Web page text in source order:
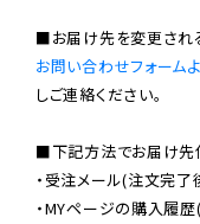
お問い合わせフォーム
しご連絡ください。
■下記方法でお届け先
・受注メール(注文完
・MYページの購入履